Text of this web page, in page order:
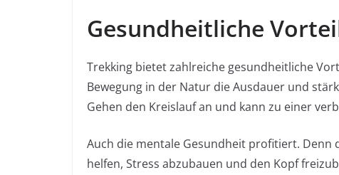
Gesundheitliche
Trekking bietet zahlreiche gesundheitliche
Bewegung in der Natur die Ausdauer und
Gehen den Kreislauf an und kann zu einer
Auch die mentale Gesundheit profitiert.
helfen, Stress abzubauen und den Kopf